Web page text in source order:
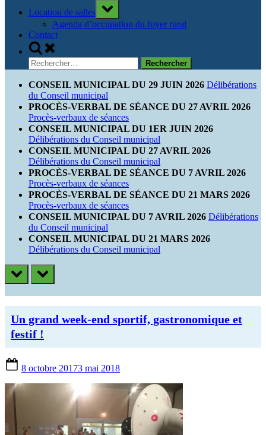
Location de salles
Toggle
sub-
menu
Agenda d’occupation du foyer rural
Contact
Toggle
search
form
Rechercher :
CONSEIL MUNICIPAL DU 29 JUIN 2026 Délibérations
du Conseil municipal
PROCÈS-VERBAL DE SÉANCE DU 27 AVRIL 2026
Procès-verbaux de séances
CONSEIL MUNICIPAL DU 1ER JUIN 2026
Délibérations du Conseil municipal
CONSEIL MUNICIPAL DU 27 AVRIL 2026
Délibérations du Conseil municipal
PROCÈS-VERBAL DE SÉANCE DU 7 AVRIL 2026
Procès-verbaux de séances
PROCÈS-VERBAL DE SÉANCE DU 21 MARS 2026
Procès-verbaux de séances
CONSEIL MUNICIPAL DU 7 AVRIL 2026 Délibérations
du Conseil municipal
CONSEIL MUNICIPAL DU 21 MARS 2026
Délibérations du Conseil municipal
prev next
ACTUALITÉ
ASSOCIATIONS
Un grand week-end sportif, gastronomique et
festif !
on
8 octobre 20173 mai 2018